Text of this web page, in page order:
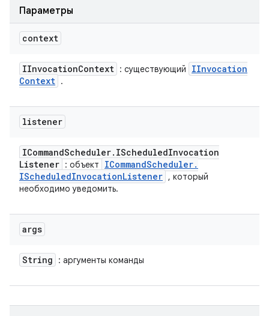
Параметры
context
IInvocationContext : существующий
IInvocation
Context .
listener
ICommandScheduler. IScheduledInvocation
Listener : объект ICommandScheduler.
IScheduledInvocationListener , который
необходимо уведомить.
args
String : аргументы команды